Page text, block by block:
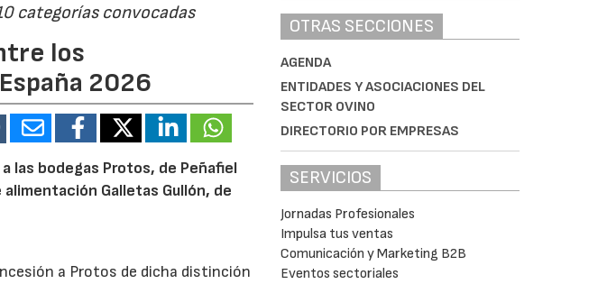
categorías convocadas
los
2026
a las bodegas Protos, de Peñafiel
Galletas Gullón, de
a Protos de dicha distinción
OTRAS SECCIONES
AGENDA
ENTIDADES Y ASOCIACIONES DEL
SECTOR OVINO
DIRECTORIO POR EMPRESAS
SERVICIOS
Jornadas Profesionales
Impulsa tus ventas
Comunicación y Marketing B2B
Eventos sectoriales